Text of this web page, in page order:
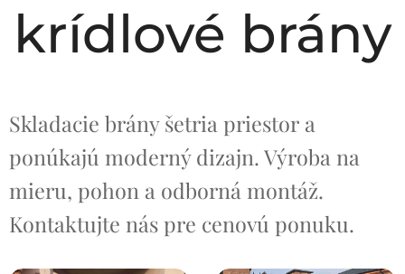
krídlové brány
Skladacie brány šetria priestor a
ponúkajú moderný dizajn. Výroba na
mieru, pohon a odborná montáž.
Kontaktujte nás pre cenovú ponuku.